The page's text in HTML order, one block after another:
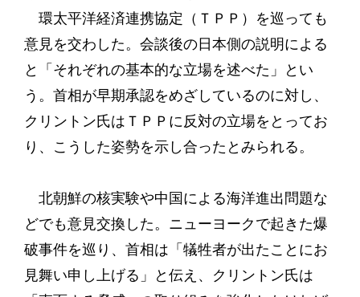
環太平洋経済連携協定（ＴＰＰ）を巡っても
意見を交わした。会談後の日本側の説明による
と「それぞれの基本的な立場を述べた」とい
う。首相が早期承認をめざしているのに対し、
クリントン氏はＴＰＰに反対の立場をとってお
り、こうした姿勢を示し合ったとみられる。
北朝鮮の核実験や中国による海洋進出問題な
どでも意見交換した。ニューヨークで起きた爆
破事件を巡り、首相は「犠牲者が出たことにお
見舞い申し上げる」と伝え、クリントン氏は